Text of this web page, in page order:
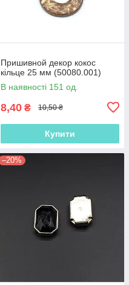
Пришивной декор кокос
кільце 25 мм (50080.001)
В наявності 151 од.
8,40 ₴ 10,50 ₴
Купити
–20%